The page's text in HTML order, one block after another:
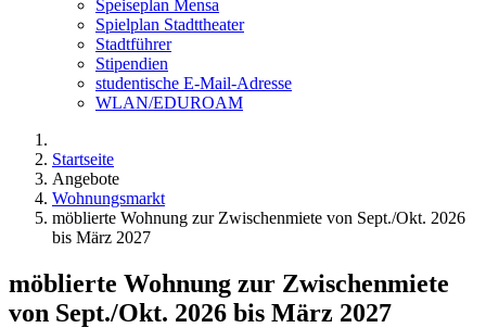
Speiseplan Mensa
Spielplan Stadttheater
Stadtführer
Stipendien
studentische E-Mail-Adresse
WLAN/EDUROAM
Startseite
Angebote
Wohnungsmarkt
möblierte Wohnung zur Zwischenmiete von Sept./Okt. 2026
bis März 2027
möblierte Wohnung zur Zwischenmiete
von Sept./Okt. 2026 bis März 2027